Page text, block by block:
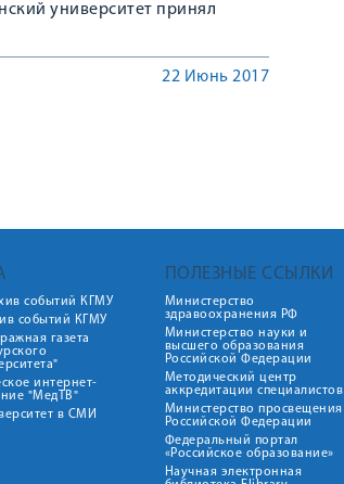
университет принял
22 Июнь 2017
событий КГМУ
событий КГМУ
газета
интернет-
"МедТВ"
в СМИ
ПОЛЕЗНЫЕ ССЫЛКИ
Министерство
здравоохранения РФ
Министерство науки и
высшего образования
Российской Федерации
Методический центр
аккредитации специалистов
Министерство просвещения
Российской Федерации
Федеральный портал
«Российское образование»
Научная электронная